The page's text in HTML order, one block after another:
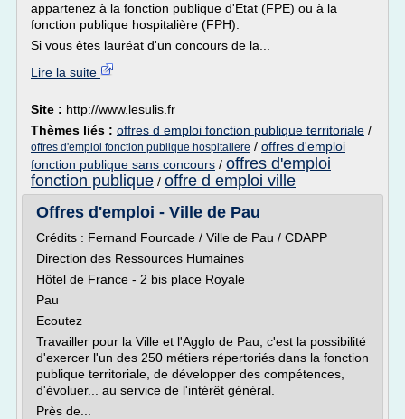
appartenez à la fonction publique d'Etat (FPE) ou à la
fonction publique hospitalière (FPH).
Si vous êtes lauréat d'un concours de la...
Lire la suite
Site : http://www.lesulis.fr
Thèmes liés : offres d emploi fonction publique territoriale /
offres d'emploi fonction publique hospitaliere / offres d'emploi
fonction publique sans concours / offres d'emploi
fonction publique / offre d emploi ville
Offres d'emploi - Ville de Pau
Crédits : Fernand Fourcade / Ville de Pau / CDAPP
Direction des Ressources Humaines
Hôtel de France - 2 bis place Royale
Pau
Ecoutez
Travailler pour la Ville et l'Agglo de Pau, c'est la possibilité
d'exercer l'un des 250 métiers répertoriés dans la fonction
publique territoriale, de développer des compétences,
d'évoluer... au service de l'intérêt général.
Près de...